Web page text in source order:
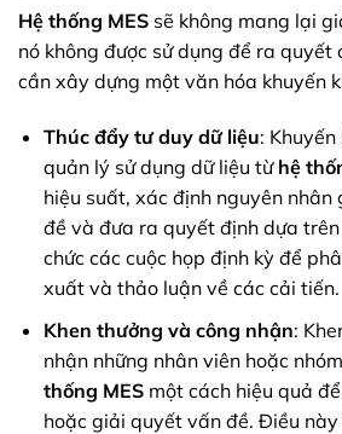
Hệ thống MES sẽ không mang lại
nó không được sử dụng để ra quyết
cần xây dựng một văn hóa khuyến
Thúc đẩy tư duy dữ liệu:
quản lý sử dụng dữ liệu từ hệ
hiệu suất, xác định nguyên nhân
đề và đưa ra quyết định dựa
chức các cuộc họp định kỳ để
xuất và thảo luận về các cải tiến.
Khen thưởng và công nhận:
nhận những nhân viên hoặc
thống MESmột cách hiệu quả
hoặc giải quyết vấn đề. Điều